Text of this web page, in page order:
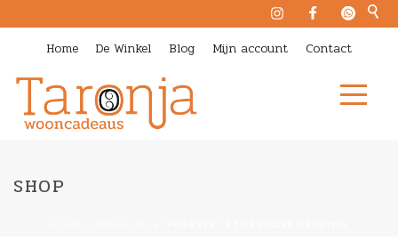
Home De Winkel Blog Mijn account Contact
SHOP